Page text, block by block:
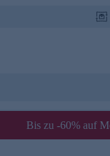
Bis zu -60% auf